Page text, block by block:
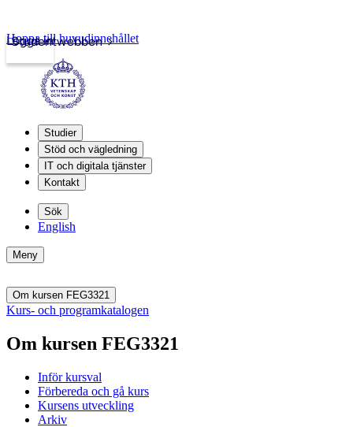
Studentwebben
Logga in
Hoppa till huvudinnehållet
Studier
Stöd och vägledning
IT och digitala tjänster
Kontakt
Sök
English
Meny
Om kursen FEG3321
Kurs- och programkatalogen
Om kursen FEG3321
Inför kursval
Förbereda och gå kurs
Kursens utveckling
Arkiv